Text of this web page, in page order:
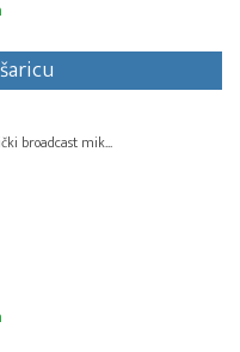
broadcast mik...